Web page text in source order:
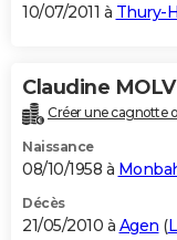
10/07/2011 à Thury-
Claudine
Créer une cagnotte
Naissance
08/10/1958 à
Décès
21/05/2010 à Agen (